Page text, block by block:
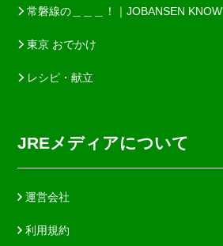
常磐線の＿＿＿！｜JOBANSEN KNOW
東京 おでかけ
レシピ・献立
JREメディアについて
運営会社
利用規約